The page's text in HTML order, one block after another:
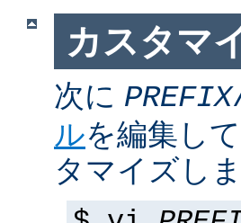
カスタマ
次に PREFIX
ルを編集し
タマイズしま